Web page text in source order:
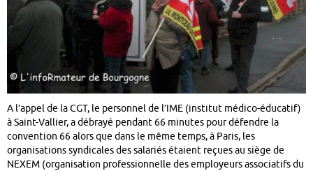
A l’appel de la CGT, le personnel de l’IME (institut médico-éducatif)
à Saint-Vallier, a débrayé pendant 66 minutes pour défendre la
convention 66 alors que dans le même temps, à Paris, les
organisations syndicales des salariés étaient reçues au siège de
NEXEM (organisation professionnelle des employeurs associatifs du